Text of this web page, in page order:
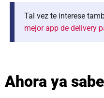
Tal vez te interese
mejor app de delivery
Ahora ya